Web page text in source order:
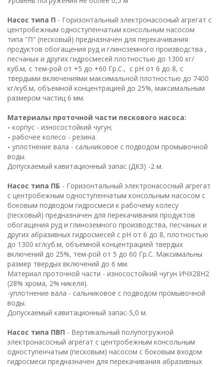
Насос типа П - Горизонтальный электронасосный агрегат с
центробежным одноступенчатым консольным насосом
типа "П" (песковый) предназначен для перекачивания
продуктов обогащения руд и глиноземного производства ,
песчаных и других гидросмесей плотностью до 1300 кг/
куб.м, с тем-рой от +5 до +60 Гр.С., с рН от 6 до 8, с
твердыми включениями максимальной плотностью до 7400
кг/куб.м, объемной концентрацией до 25%, максимальным
размером частиц 6 мм.
Материалы проточной части пескового насоса:
- корпус - износостойкий чугун;
- рабочее колесо - резина.
- уплотнение вала - сальниковое с подводом промывочной
воды.
Допускаемый кавитационный запас (ДКЗ) -2 м.
Насос типа ПБ - Горизонтальный электронасосный агрегат
с центробежным одноступенчатым консольным насосом с
боковым подводом гидросмеси к рабочему колесу
(песковый) предназначен для перекачивания продуктов
обогащения руд и глиноземного производства, песчаных и
других абразивных гидросмесей с рН от 6 до 8, плотностью
до 1300 кг/куб.м, объемной концентрацией твердых
включений до 25%, тем-рой от 5 до 60 Гр.С. Максимальны
размер твердых включений до 6 мм.
Материал проточной части - износостойкий чугун ИЧХ28Н2
(28% хрома, 2% никеля).
-уплотнение вала - сальниковое с подводом промывочной
воды.
Допускаемый кавитационный запас-5,0 м.
Насос типа ПВП - Вертикальный полупогружной
электронасосный агрегат с центробежным консольным
одноступенчатым (песковым) насосом с боковым входом
гидросмеси предназначен для перекачивания абразивных